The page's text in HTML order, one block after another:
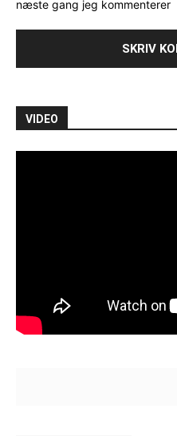
næste gang jeg kommenterer
VIDEO